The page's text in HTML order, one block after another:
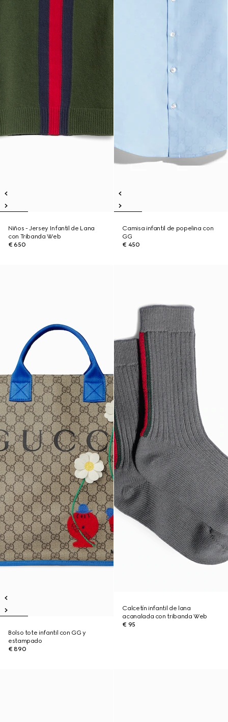
Niños - Jersey Infantil de Lana
con Tribanda Web
€ 650
Camisa infantil de popelina con
GG
€ 450
Bolso tote infantil con GG y
estampado
€ 890
Calcetín infantil de lana
acanalada con tribanda Web
€ 95